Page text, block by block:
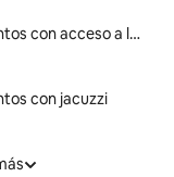
Alojamientos con acceso a las pistas de esquí
con jacuzzi